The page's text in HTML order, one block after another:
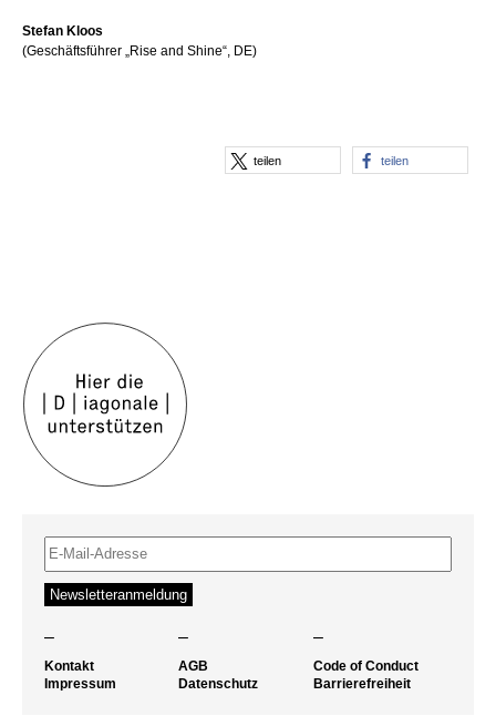
Stefan Kloos
(Geschäftsführer „Rise and Shine“, DE)
teilen teilen
– – –
Kontakt
Impressum
AGB
Datenschutz
Code of Conduct
Barrierefreiheit